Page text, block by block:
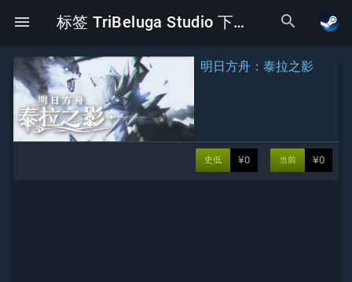
menu 标签 TriBeluga Studio 下的Galgame search
明日方舟：泰拉之影
¥0
当前
¥0
史低